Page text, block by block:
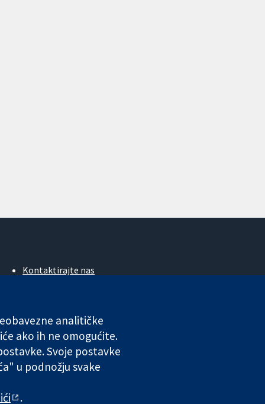
Kontaktirajte nas
Poslovi
Cochrane Library
VAT registration number GB 718 2127 49.
analitičke
ako ih ne omogućite.
Svoje postavke
u podnožju svake
.